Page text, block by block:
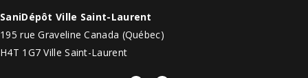
SaniDépôt Ville Saint-Laurent
195 rue Graveline Canada (Québec)
H4T 1G7Ville Saint-Laurent